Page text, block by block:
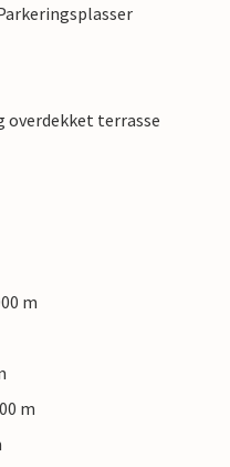
overdekket terrasse
m
m